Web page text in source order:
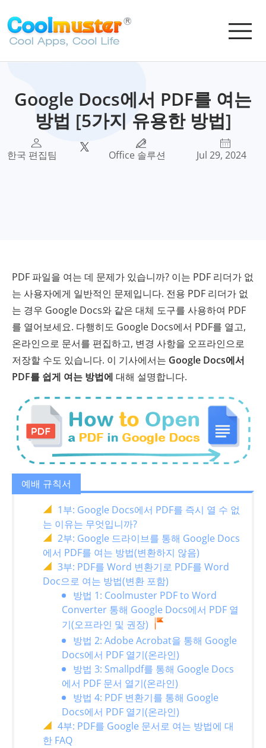
Google Docs에서 PDF를 여는
방법 [5가지 유용한 방법]
한국 편집팀 Office 솔루션 Jul 29, 2024
PDF 파일을 여는 데 문제가 있습니까? 이는 PDF 리더가 없
는 사용자에게 일반적인 문제입니다. 전용 PDF 리더가 없
는 경우 Google Docs와 같은 대체 도구를 사용하여 PDF
를 열어보세요. 다행히도 Google Docs에서 PDF를 열고,
온라인으로 문서를 편집하고, 변경 사항을 오프라인으로
저장할 수도 있습니다. 이 기사에서는 Google Docs에서
PDF를 쉽게 여는 방법에 대해 설명합니다.
예배 규칙서
1부: Google Docs에서 PDF를 즉시 열 수 없
는 이유는 무엇입니까?
2부: Google 드라이브를 통해 Google Docs
에서 PDF를 여는 방법(변환하지 않음)
3부: PDF를 Word 변환기로 PDF를 Word
Doc으로 여는 방법(변환 포함)
방법 1: Coolmuster PDF to Word
Converter 통해 Google Docs에서 PDF 열
기(오프라인 및 권장)
방법 2: Adobe Acrobat을 통해 Google
Docs에서 PDF 열기(온라인)
방법 3: Smallpdf를 통해 Google Docs
에서 PDF 문서 열기(온라인)
방법 4: PDF 변환기를 통해 Google
Docs에서 PDF 열기(온라인)
4부: PDF를 Google 문서로 여는 방법에 대
한 FAQ